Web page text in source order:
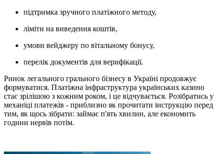
підтримка зручного платіжного методу,
ліміти на виведення коштів,
умови вейджеру по вітальному бонусу,
перелік документів для верифікації.
Ринок легального грального бізнесу в Україні продовжує
формуватися. Платіжна інфраструктура українських казино
стає зрілішою з кожним роком, і це відчувається. Розібратись у
механіці платежів - приблизно як прочитати інструкцію перед
тим, як щось зібрати: займає п'ять хвилин, але економить
години нервів потім.